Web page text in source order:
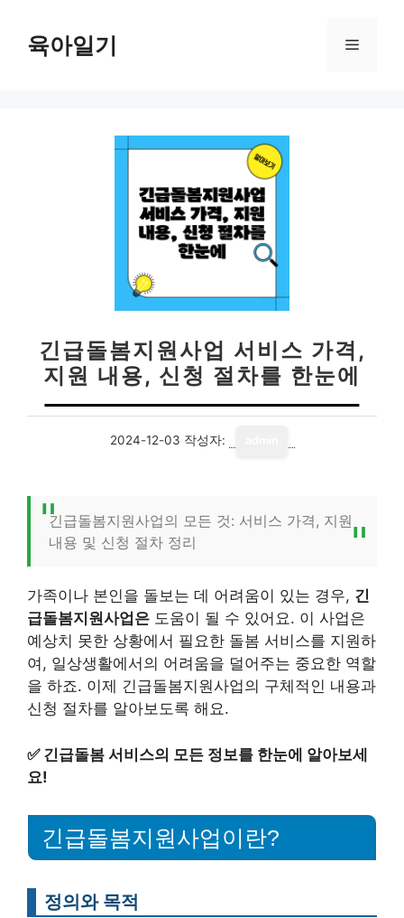
육아일기 메
긴급돌봄지원사업 서비스 가격,
지원 내용, 신청 절차를 한눈에
2024-12-03 작성자:
긴급돌봄지원사업의 모든 것: 서비스 가격, 지원
내용 및 신청 절차 정리
가족이나 본인을 돌보는 데 어려움이 있는 경우, 긴
급돌봄지원사업은 도움이 될 수 있어요. 이 사업은
예상치 못한 상황에서 필요한 돌봄 서비스를 지원하
여, 일상생활에서의 어려움을 덜어주는 중요한 역할
을 하죠. 이제 긴급돌봄지원사업의 구체적인 내용과
신청 절차를 알아보도록 해요.
✅ 긴급돌봄 서비스의 모든 정보를 한눈에 알아보세
요!
긴급돌봄지원사업이란?
정의와 목적